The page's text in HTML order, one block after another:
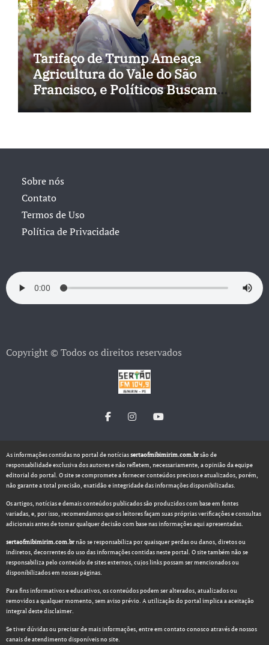
Tarifaço de Trump Ameaça
Agricultura do Vale do São
Francisco, e Políticos Buscam
Soluções
Sobre nós
Contato
Termos de Uso
Política de Privacidade
Copyright © Todos os direitos reservados
As informações contidas no portal de notíciassertaofmibimirim.com.brsão de
responsabilidade exclusiva dos autores e não refletem, necessariamente, a opinião da equipe
editorial do portal. O site se compromete a fornecer conteúdos precisos e atualizados, porém,
não garante a total precisão, exatidão e integridade das informações disponibilizadas.
Os artigos, notícias e demais conteúdos publicados são produzidos com base em fontes
variadas, e, por isso, recomendamos que os leitores façam suas próprias verificações e consultas
adicionais antes de tomar qualquer decisão com base nas informações aqui apresentadas.
sertaofmibimirim.com.brnão se responsabiliza por quaisquer perdas ou danos, diretos ou
indiretos, decorrentes do uso das informações contidas neste portal. O site também não se
responsabiliza pelo conteúdo de sites externos, cujos links possam ser mencionados ou
disponibilizados em nossas páginas.
Para fins informativos e educativos, os conteúdos podem ser alterados, atualizados ou
removidos a qualquer momento, sem aviso prévio. A utilização do portal implica a aceitação
integral deste disclaimer.
Se tiver dúvidas ou precisar de mais informações, entre em contato conosco através de nossos
canais de atendimento disponíveis no site.